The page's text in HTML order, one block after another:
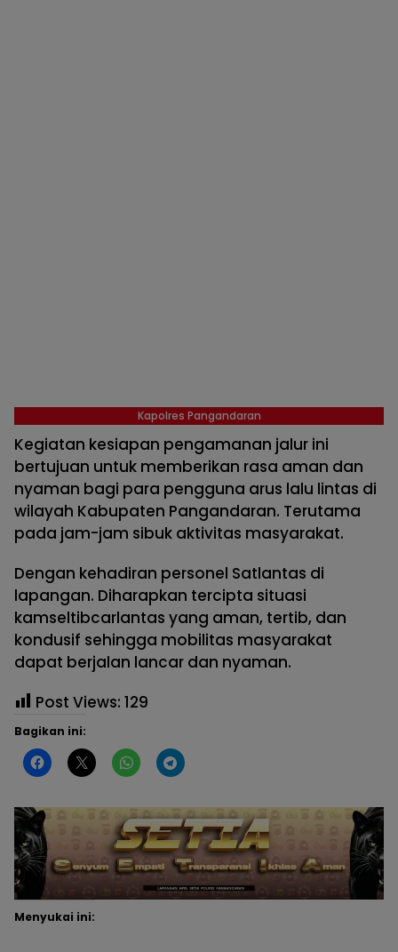
Kapolres Pangandaran
Kegiatan kesiapan pengamanan jalur ini
bertujuan untuk memberikan rasa aman dan
nyaman bagi para pengguna arus lalu lintas di
wilayah Kabupaten Pangandaran. Terutama
pada jam-jam sibuk aktivitas masyarakat.
Dengan kehadiran personel Satlantas di
lapangan. Diharapkan tercipta situasi
kamseltibcarlantas yang aman, tertib, dan
kondusif sehingga mobilitas masyarakat
dapat berjalan lancar dan nyaman.
Post Views: 129
Bagikan ini:
Menyukai ini: